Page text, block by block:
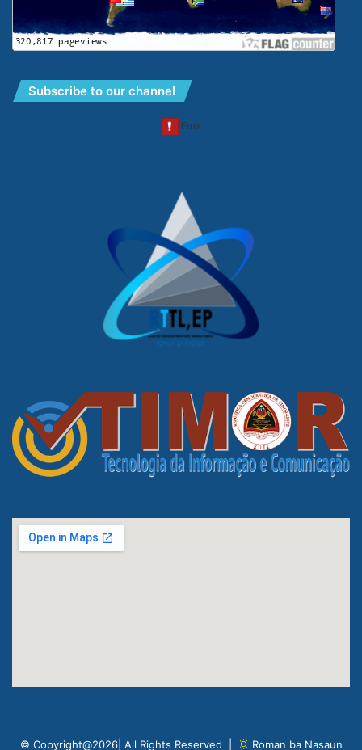
Subscribe to our channel
© Copyright@2026| All Rights Reserved | Roman ba Nasaun